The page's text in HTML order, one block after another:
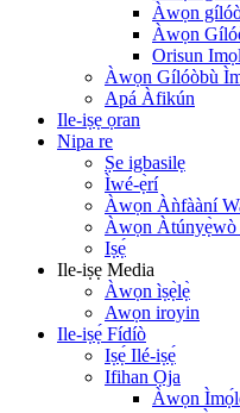
Àwọn
Àwọn
Orisun
Àwọn Gílóòbù
Apá Àfikún
Ile-iṣẹ ọran
Nipa re
Ṣe igbasilẹ
Ìwé-ẹ̀rí
Àwọn Àǹfààní
Àwọn Àtúnyẹ̀wò
Iṣẹ́
Ile-iṣẹ Media
Àwọn ìṣẹ̀lẹ̀
Awọn iroyin
Ile-iṣẹ́ Fídíò
Iṣẹ́ Ilé-iṣẹ́
Ifihan Ọja
Àwọn